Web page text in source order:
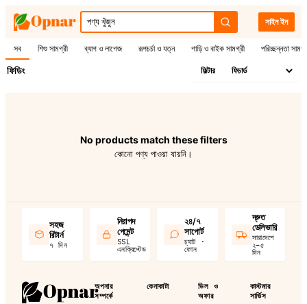
সাইন ইন
সব শিশু সামগ্রী ব্যাগ ও লাগেজ রূপচর্চা ও যত্ন গাড়ি ও বাইক সামগ্রী পরিচ্ছন্নতা
ফিডিং ফিল্টার
No products match these filters
কোনো পণ্য পাওয়া যায়নি।
সহজ
রিটার্ন
৭ দিন
নিরাপদ
পেমেন্ট
SSL
এনক্রিপ্টেড
২৪/৭
সাপোর্ট
চ্যাট ·
ফোন
দ্রুত
ডেলিভারি
সারাদেশে
২–৫
দিন
অপনার
সম্পর্কে
কেনাকাটা
ডিল ও
অফার
কাস্টমার
সার্ভিস